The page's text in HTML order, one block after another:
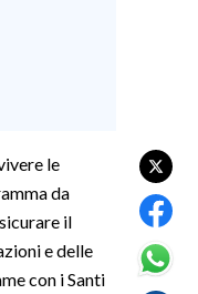
le
da
il
e delle
con i Santi